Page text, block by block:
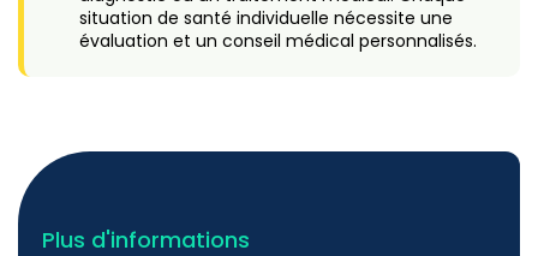
situation de santé individuelle nécessite une
évaluation et un conseil médical personnalisés.
Plus d'informations